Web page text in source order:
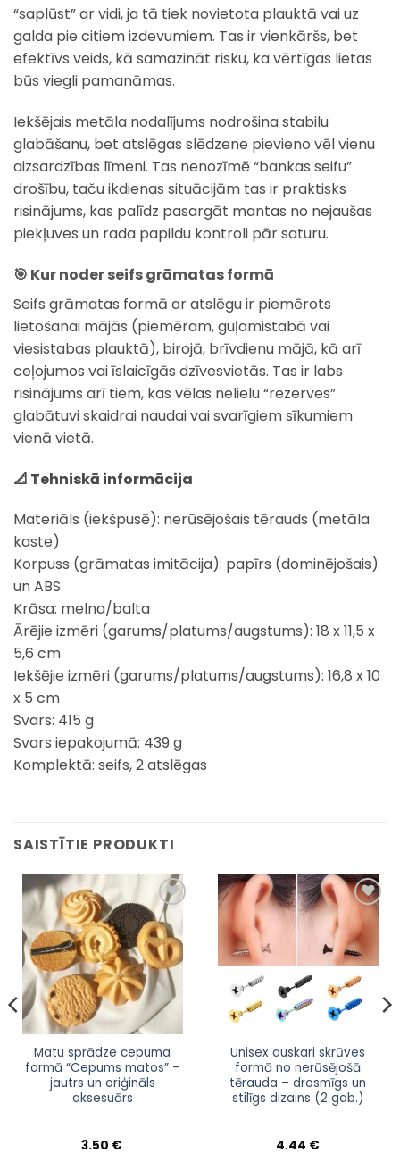
“saplūst” ar vidi, ja tā tiek novietota plauktā vai uz
galda pie citiem izdevumiem. Tas ir vienkāršs, bet
efektīvs veids, kā samazināt risku, ka vērtīgas lietas
būs viegli pamanāmas.
Iekšējais metāla nodalījums nodrošina stabilu
glabāšanu, bet atslēgas slēdzene pievieno vēl vienu
aizsardzības līmeni. Tas nenozīmē “bankas seifu”
drošību, taču ikdienas situācijām tas ir praktisks
risinājums, kas palīdz pasargāt mantas no nejaušas
piekļuves un rada papildu kontroli pār saturu.
🎯 Kur noder seifs grāmatas formā
Seifs grāmatas formā ar atslēgu ir piemērots
lietošanai mājās (piemēram, guļamistabā vai
viesistabas plauktā), birojā, brīvdienu mājā, kā arī
ceļojumos vai īslaicīgās dzīvesvietās. Tas ir labs
risinājums arī tiem, kas vēlas nelielu “rezerves”
glabātuvi skaidrai naudai vai svarīgiem sīkumiem
vienā vietā.
📐 Tehniskā informācija
Materiāls (iekšpusē): nerūsējošais tērauds (metāla
kaste)
Korpuss (grāmatas imitācija): papīrs (dominējošais)
un ABS
Krāsa: melna/balta
Ārējie izmēri (garums/platums/augstums): 18 x 11,5 x
5,6 cm
Iekšējie izmēri (garums/platums/augstums): 16,8 x 10
x 5 cm
Svars: 415 g
Svars iepakojumā: 439 g
Komplektā: seifs, 2 atslēgas
SAISTĪTIE PRODUKTI
Matu sprādze cepuma
formā “Cepums matos” –
jautrs un oriģināls
aksesuārs
3.50 €
This
product
Unisex auskari skrūves
formā no nerūsējošā
tērauda – drosmīgs un
stilīgs dizains (2 gab.)
4.44 €
This
product
has
multiple